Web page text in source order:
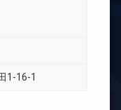
1-16-1